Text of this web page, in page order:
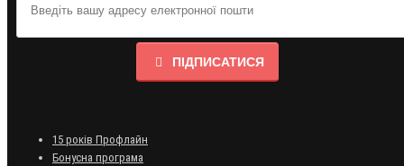
ПІДПИСАТИСЯ
15 років Профлайн
Бонусна програма